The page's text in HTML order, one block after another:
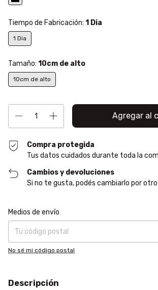
Tiempo de Fabricación: 1 Dia
1 Dia
Tamaño: 10cm de alto
10cm de alto
Compra protegida
Tus datos cuidados durante toda la
Cambios y devoluciones
Si no te gusta, podés cambiarlo por
Entregas para el CP:
Medios de envío
No sé mi código postal
Descripción